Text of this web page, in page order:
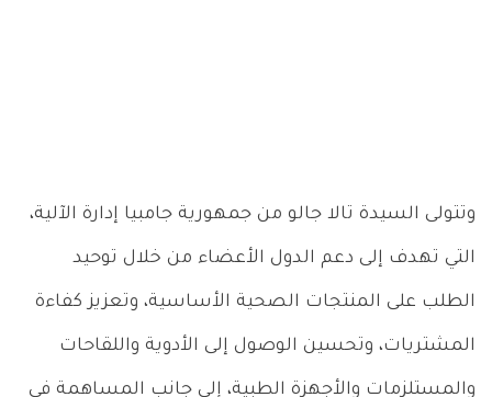
وتتولى السيدة تالا جالو من جمهورية جامبيا إدارة الآلية،
التي تهدف إلى دعم الدول الأعضاء من خلال توحيد
الطلب على المنتجات الصحية الأساسية، وتعزيز كفاءة
المشتريات، وتحسين الوصول إلى الأدوية واللقاحات
والمستلزمات والأجهزة الطبية، إلى جانب المساهمة في